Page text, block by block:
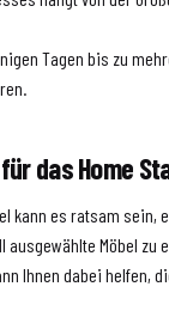
Tagen bis zu
das Home
kann es ratsam sein,
Möbel zu
Ihnen dabei helfen,